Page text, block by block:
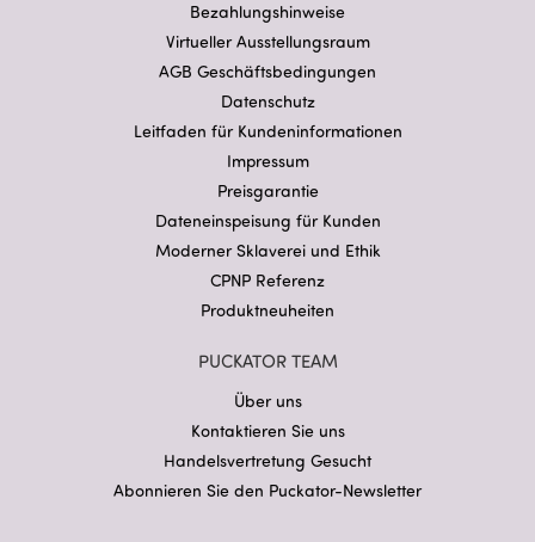
Bezahlungshinweise
Virtueller Ausstellungsraum
AGB Geschäftsbedingungen
Datenschutz
Leitfaden für Kundeninformationen
Impressum
Preisgarantie
Dateneinspeisung für Kunden
Moderner Sklaverei und Ethik
CPNP Referenz
Produktneuheiten
PUCKATOR TEAM
Über uns
Kontaktieren Sie uns
Handelsvertretung Gesucht
Abonnieren Sie den Puckator-Newsletter